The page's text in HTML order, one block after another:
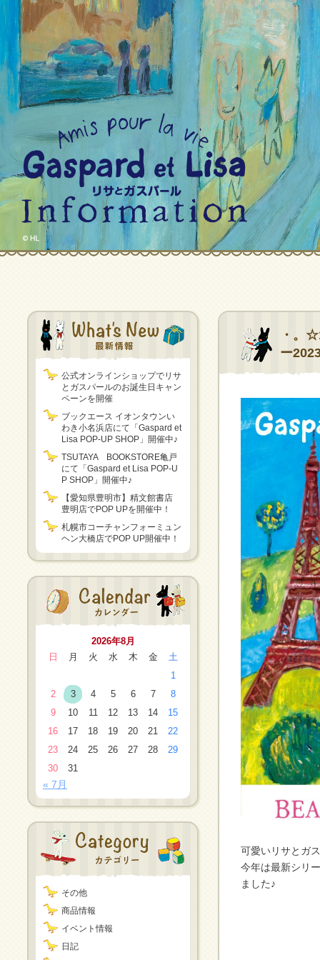
公式オンラインショップでリサ
とガスパールのお誕生日キャン
ペーンを開催
ブックエース イオンタウンい
わき小名浜店にて「Gaspard et
Lisa POP-UP SHOP」開催中♪
TSUTAYA BOOKSTORE亀戸
にて「Gaspard et Lisa POP-U
P SHOP」開催中♪
【愛知県豊明市】精文館書店
豊明店でPOP UPを開催中！
札幌市コーチャンフォーミュン
ヘン大橋店でPOP UP開催中！
2026年8月
日
月 火 水 木 金
土
1
2
3 4 5 6 7
8
9
10 11 12 13 14
15
16
17 18 19 20 21
22
23
24 25 26 27 28
29
30
31
« 7月
その他
商品情報
イベント情報
日記
・。
ー
可愛いリサとガ
今年は最新シリ
ました♪